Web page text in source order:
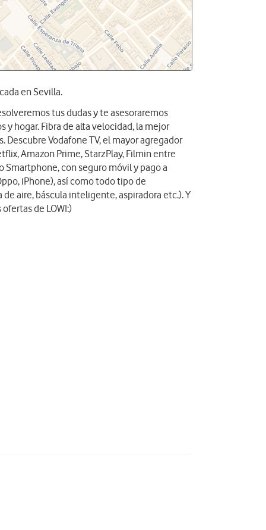
en Sevilla.
tus dudas y te asesoraremos
y hogar. Fibra de alta velocidad, la mejor
Vodafone TV, el mayor agregador
Amazon Prime, StarzPlay, Filmin entre
Smartphone, con seguro móvil y pago a
iPhone), así como todo tipo de
aire, báscula inteligente, aspiradora etc.). Y
de LOWI:)